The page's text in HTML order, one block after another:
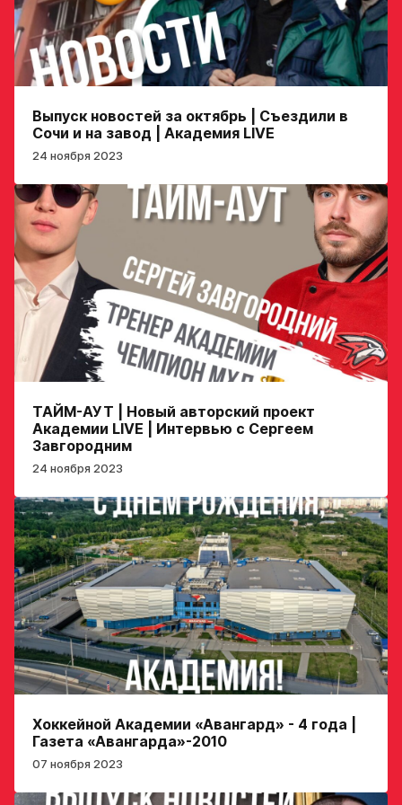
Выпуск новостей за октябрь | Съездили в
Сочи и на завод | Академия LIVE
24 ноября 2023
ТАЙМ-АУТ | Новый авторский проект
Академии LIVE | Интервью с Сергеем
Завгородним
24 ноября 2023
Хоккейной Академии «Авангард» - 4 года |
Газета «Авангарда»-2010
07 ноября 2023
Заявка
в Хоккейную
Академию
«Авангард»
ФИО игрока
Дата рождения игрока
полностью
Рост, вес игрока
Опыт игры в хоккей
на просмотр
в Хоккейную
Академию
«Авангард»
2014 гг. р.
2007 г. р. — набор
ФИО игрока
Дата рождения игрока
полностью
Рост игрока
Вес игрока
Амплуа игрока
Ссылка на профиль
игрока на сайте r-
hockey или trackhockey
округов (https://fhr.ru/hockey-